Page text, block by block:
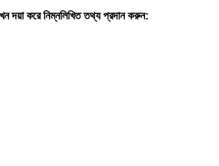
দয়া করে নিম্নলিখিত তথ্য প্রদান করুন: